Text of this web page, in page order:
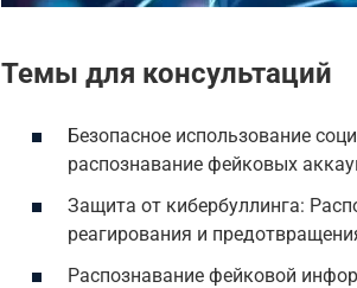
Темы для консультаций
Безопасное использование
распознавание фейковых
Защита от кибербуллинга:
реагирования и
Распознавание фейковой